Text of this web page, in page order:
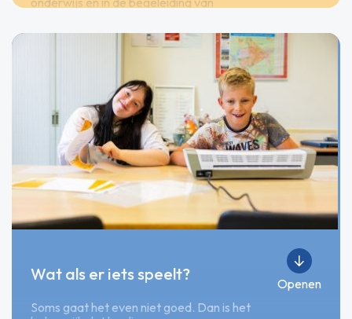
structuren en een duidelijke dagindeling,
zodat leerlingen weten wat er komt en wat
er van hen verwacht wordt. In de lessen
besteden we aandacht aan sociaal-
emotionele ontwikkeling en praten we met
leerlingen over samenwerken, omgaan met
emoties en het respecteren van grenzen.
We volgen de ontwikkeling van leerlingen
zorgvuldig, onder andere via observaties
en meetinstrumenten. Zo signaleren we
tijdig wanneer een leerling extra
ondersteuning nodig heeft. Daarnaast
vragen we jaarlijks aan leerlingen hoe zij de
veiligheid op school ervaren. De uitkomsten
Wat als er iets speelt?
Soms gaat het even niet goed. Dan is het
Openen